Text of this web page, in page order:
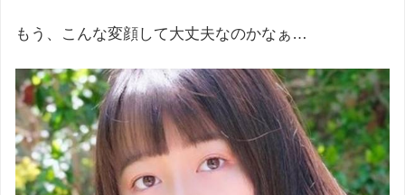
もう、こんな変顔して大丈夫なのかなぁ…